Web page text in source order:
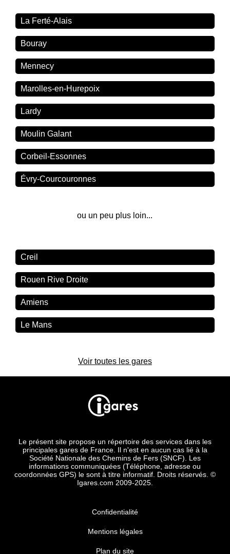
La Ferté-Alais
Bouray
Mennecy
Marolles-en-Hurepoix
Lardy
Moulin Galant
Corbeil-Essonnes
Évry-Courcouronnes
ou un peu plus loin...
Creil
Rouen Rive Droite
Amiens
Le Mans
Voir toutes les gares
Le présent site propose un répertoire des services dans les
principales gares de France. Il n'est en aucun cas lié à la
Société Nationale des Chemins de Fers (SNCF). Les
informations communiquées (Téléphone, adresse ou
coordonnées GPS) le sont à titre informatif. Droits réservés. ©
Igares.com 2009-2025.
Confidentialité
Mentions légales
Plan du site